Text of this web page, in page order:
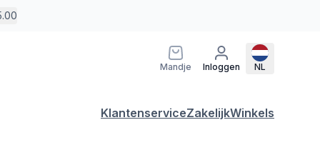
Mandje Inloggen NL
KlantenserviceZakelijkWinkels